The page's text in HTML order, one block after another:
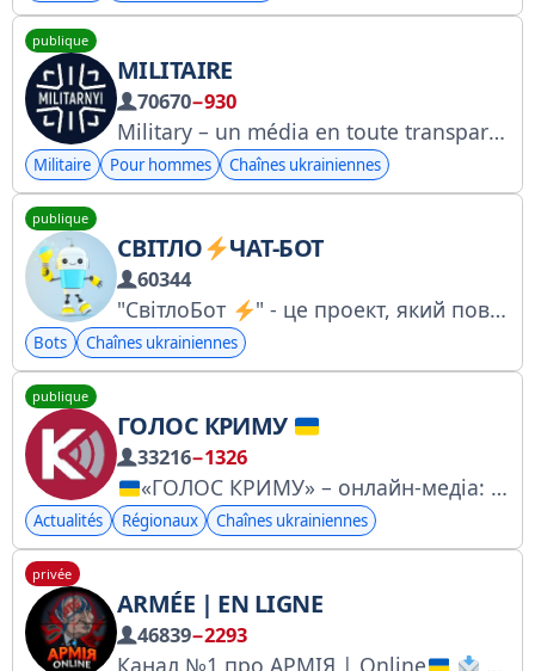
publique
MILITAIRE
70670−930
Military – un média en toute transparence sur l'armée, la guerre et l'industrie de la défense depuis 2009 https://militarnyi.com/uk/ Soutien : https://base.monobank.ua/FJK2ZGdePJ9ioH Chat Militarka : cutt.ly/newueqcT Bibliothèque : cutt.ly/qewue0P0 Écrire à la chaîne après la suspension : https://surl.lu/etcfyx
Militaire Pour hommes Chaînes ukrainiennes
publique
СВІТЛО ЧАТ-БОТ
60344
"СвітлоБот " - це проект, який повідомляє статус світла у вашому будинку. Сайт: https://svitlobot.in.ua/
Bots Chaînes ukrainiennes
publique
ГОЛОС КРИМУ
33216−1326
«ГОЛОС КРИМУ» – онлайн-медіа: актуально, професійно. Новини про український Крим, і не тільки!
Actualités Régionaux Chaînes ukrainiennes
privée
ARMÉE | EN LIGNE
46839−2293
Канал №1 про АРМІЯ | Online